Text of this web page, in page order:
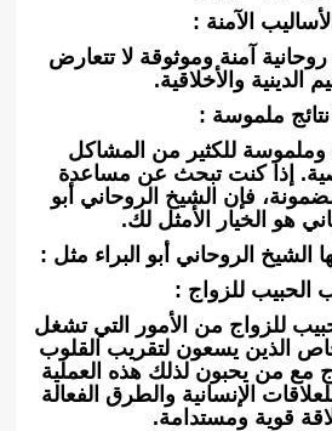
الآمنة :
آمنة وموثوقة لا تتعارض
الدينية والأخلاقية.
ملموسة :
وملموسة للكثير من المشاكل
إذا كنت تبحث عن مساعدة
فإن الشيخ الروحاني أبو
هو الخيار الأمثل لك.
الشيخ الروحاني أبو البراء مثل :
الحبيب للزواج :
للزواج من الأمور التي تشغل
الذين يسعون لتقريب القلوب
مع من يحبون لذلك هذه العملية
الإنسانية والطرق الفعالة
قوية ومستدامة.